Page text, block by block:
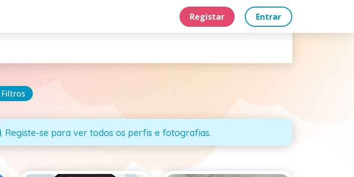
Registar Entrar
Filtros
. Registe-se para ver todos os perfis e fotografias.